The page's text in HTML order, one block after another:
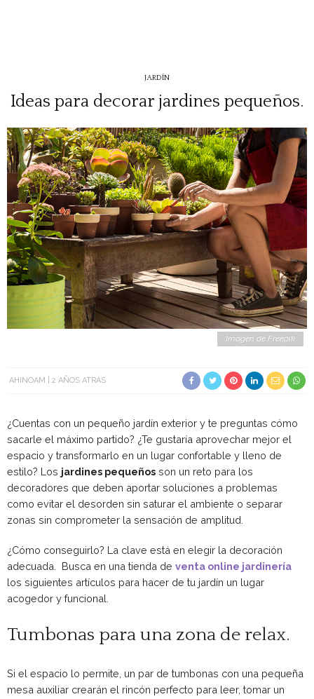
JARDÍN
Ideas para decorar jardines pequeños.
Imagen de Freepik
AHINOAM 2 AÑOS ATRÁS
¿Cuentas con un pequeño jardín exterior y te preguntas cómo
sacarle el máximo partido? ¿Te gustaría aprovechar mejor el
espacio y transformarlo en un lugar confortable y lleno de
estilo? Los jardines pequeños son un reto para los
decoradores que deben aportar soluciones a problemas
como evitar el desorden sin saturar el ambiente o separar
zonas sin comprometer la sensación de amplitud.
¿Cómo conseguirlo? La clave está en elegir la decoración
adecuada. Busca en una tienda de venta online jardinería
los siguientes artículos para hacer de tu jardín un lugar
acogedor y funcional.
Tumbonas para una zona de relax.
Si el espacio lo permite, un par de tumbonas con una pequeña
mesa auxiliar crearán el rincón perfecto para leer, tomar un